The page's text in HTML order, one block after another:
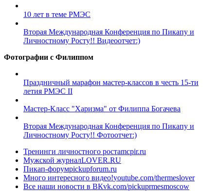
10 лет в теме РМЭС
Вторая Международная Конференция по Пикапу и
Личностному Росту!! Видеоотчет:)
Фотографии с Филиппом
Праздничный марафон мастер-классов в честь 15-ти
летия РМЭС II
Мастер-Класс "Харизма" от Филиппа Богачева
Вторая Международная Конференция по Пикапу и
Личностному Росту!! Фотоотчет:)
Тренинги личностного ростаmcpir.ru
Мужской журналLOVER.RU
Пикап-форумpickupforum.ru
Много интересного видео!youtube.com/thermeslover
Все наши новости в ВКvk.com/pickuprmesmoscow